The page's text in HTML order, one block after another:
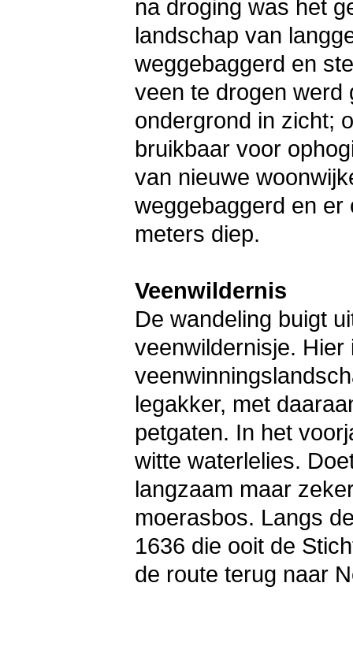
na droging was het
landschap van
weggebaggerd en
veen te drogen werd
ondergrond in zicht;
bruikbaar voor
van nieuwe
weggebaggerd en er
meters diep.
Veenwildernis
De wandeling buigt
veenwildernisje.
legakker, met
petgaten. In het
witte waterlelies.
langzaam maar
moerasbos. Langs
1636 die ooit de
de route terug naar